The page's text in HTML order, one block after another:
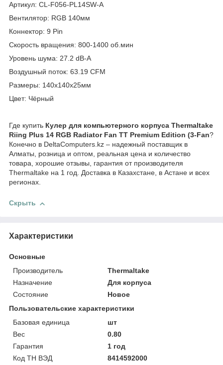
Артикул: CL-F056-PL14SW-A
Вентилятор: RGB 140мм
Коннектор: 9 Pin
Скорость вращения: 800-1400 об.мин
Уровень шума: 27.2 dB-A
Воздушный поток: 63.19 CFM
Размеры: 140х140х25мм
Цвет: Чёрный
Где купить Кулер для компьютерного корпуса Thermaltake
Riing Plus 14 RGB Radiator Fan TT Premium Edition (3-Fan?
Конечно в DeltaComputers.kz – надежный поставщик в
Алматы, розница и оптом, реальная цена и количество
товара, хорошие отзывы, гарантия от производителя
Thermaltake на 1 год. Доставка в Казахстане, в Астане и всех
регионах.
Скрыть
Характеристики
Основные
Производитель
Thermaltake
Назначение
Для корпуса
Состояние
Новое
Пользовательские характеристики
Базовая единица
шт
Вес
0.80
Гарантия
1 год
Код ТН ВЭД
8414592000